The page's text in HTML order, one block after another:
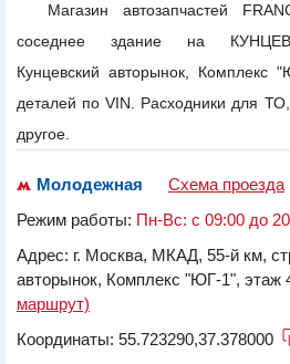
Магазин автозапчастей
соседнее здание на
Кунцевский авторынок,
деталей по VIN. Расходники для
другое.
Молодежная
Схема проезда
Режим работы: Пн-Вс: с 09:00 до
Адрес: г. Москва, МКАД, 55-й км,
авторынок, Комплекс "ЮГ-1", этаж
маршрут)
Координаты: 55.723290,37.378000